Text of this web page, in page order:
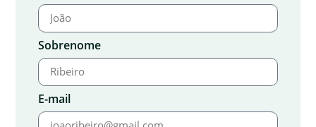
Sobrenome
E-mail